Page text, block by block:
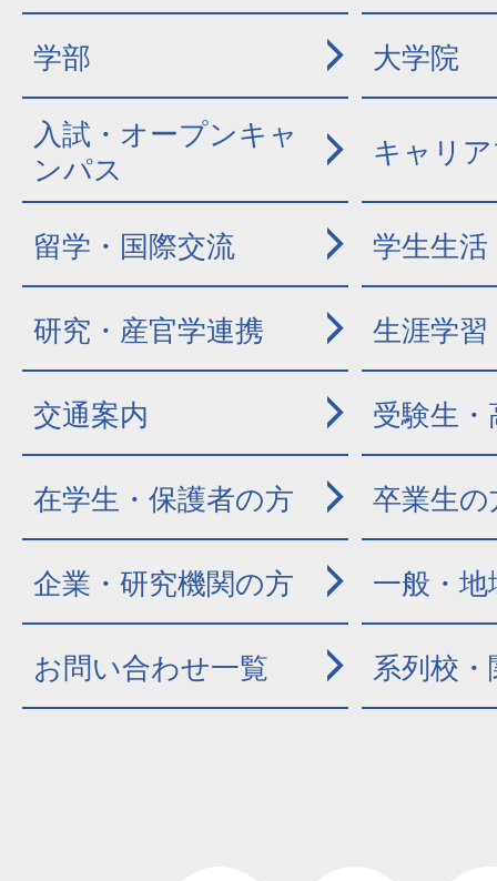
学部 大学院
入試・オープンキャ
ンパス
キャリ
留学・国際交流 学生生活
研究・産官学連携 生涯学習
交通案内 受験生
在学生・保護者の方 卒業生の
企業・研究機関の方 一般・地
お問い合わせ一覧 系列校